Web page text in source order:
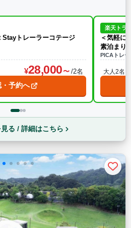
Stayトレーラーコテージ
28,000 /2名
予約へ
楽天トラ
＜気軽に
素泊まり
PICAトレー
大人2名
る / 詳細はこちら